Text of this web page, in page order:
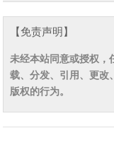
【免责声明】
未经本站同意或授权，
载、分发、引用、更改
版权的行为。